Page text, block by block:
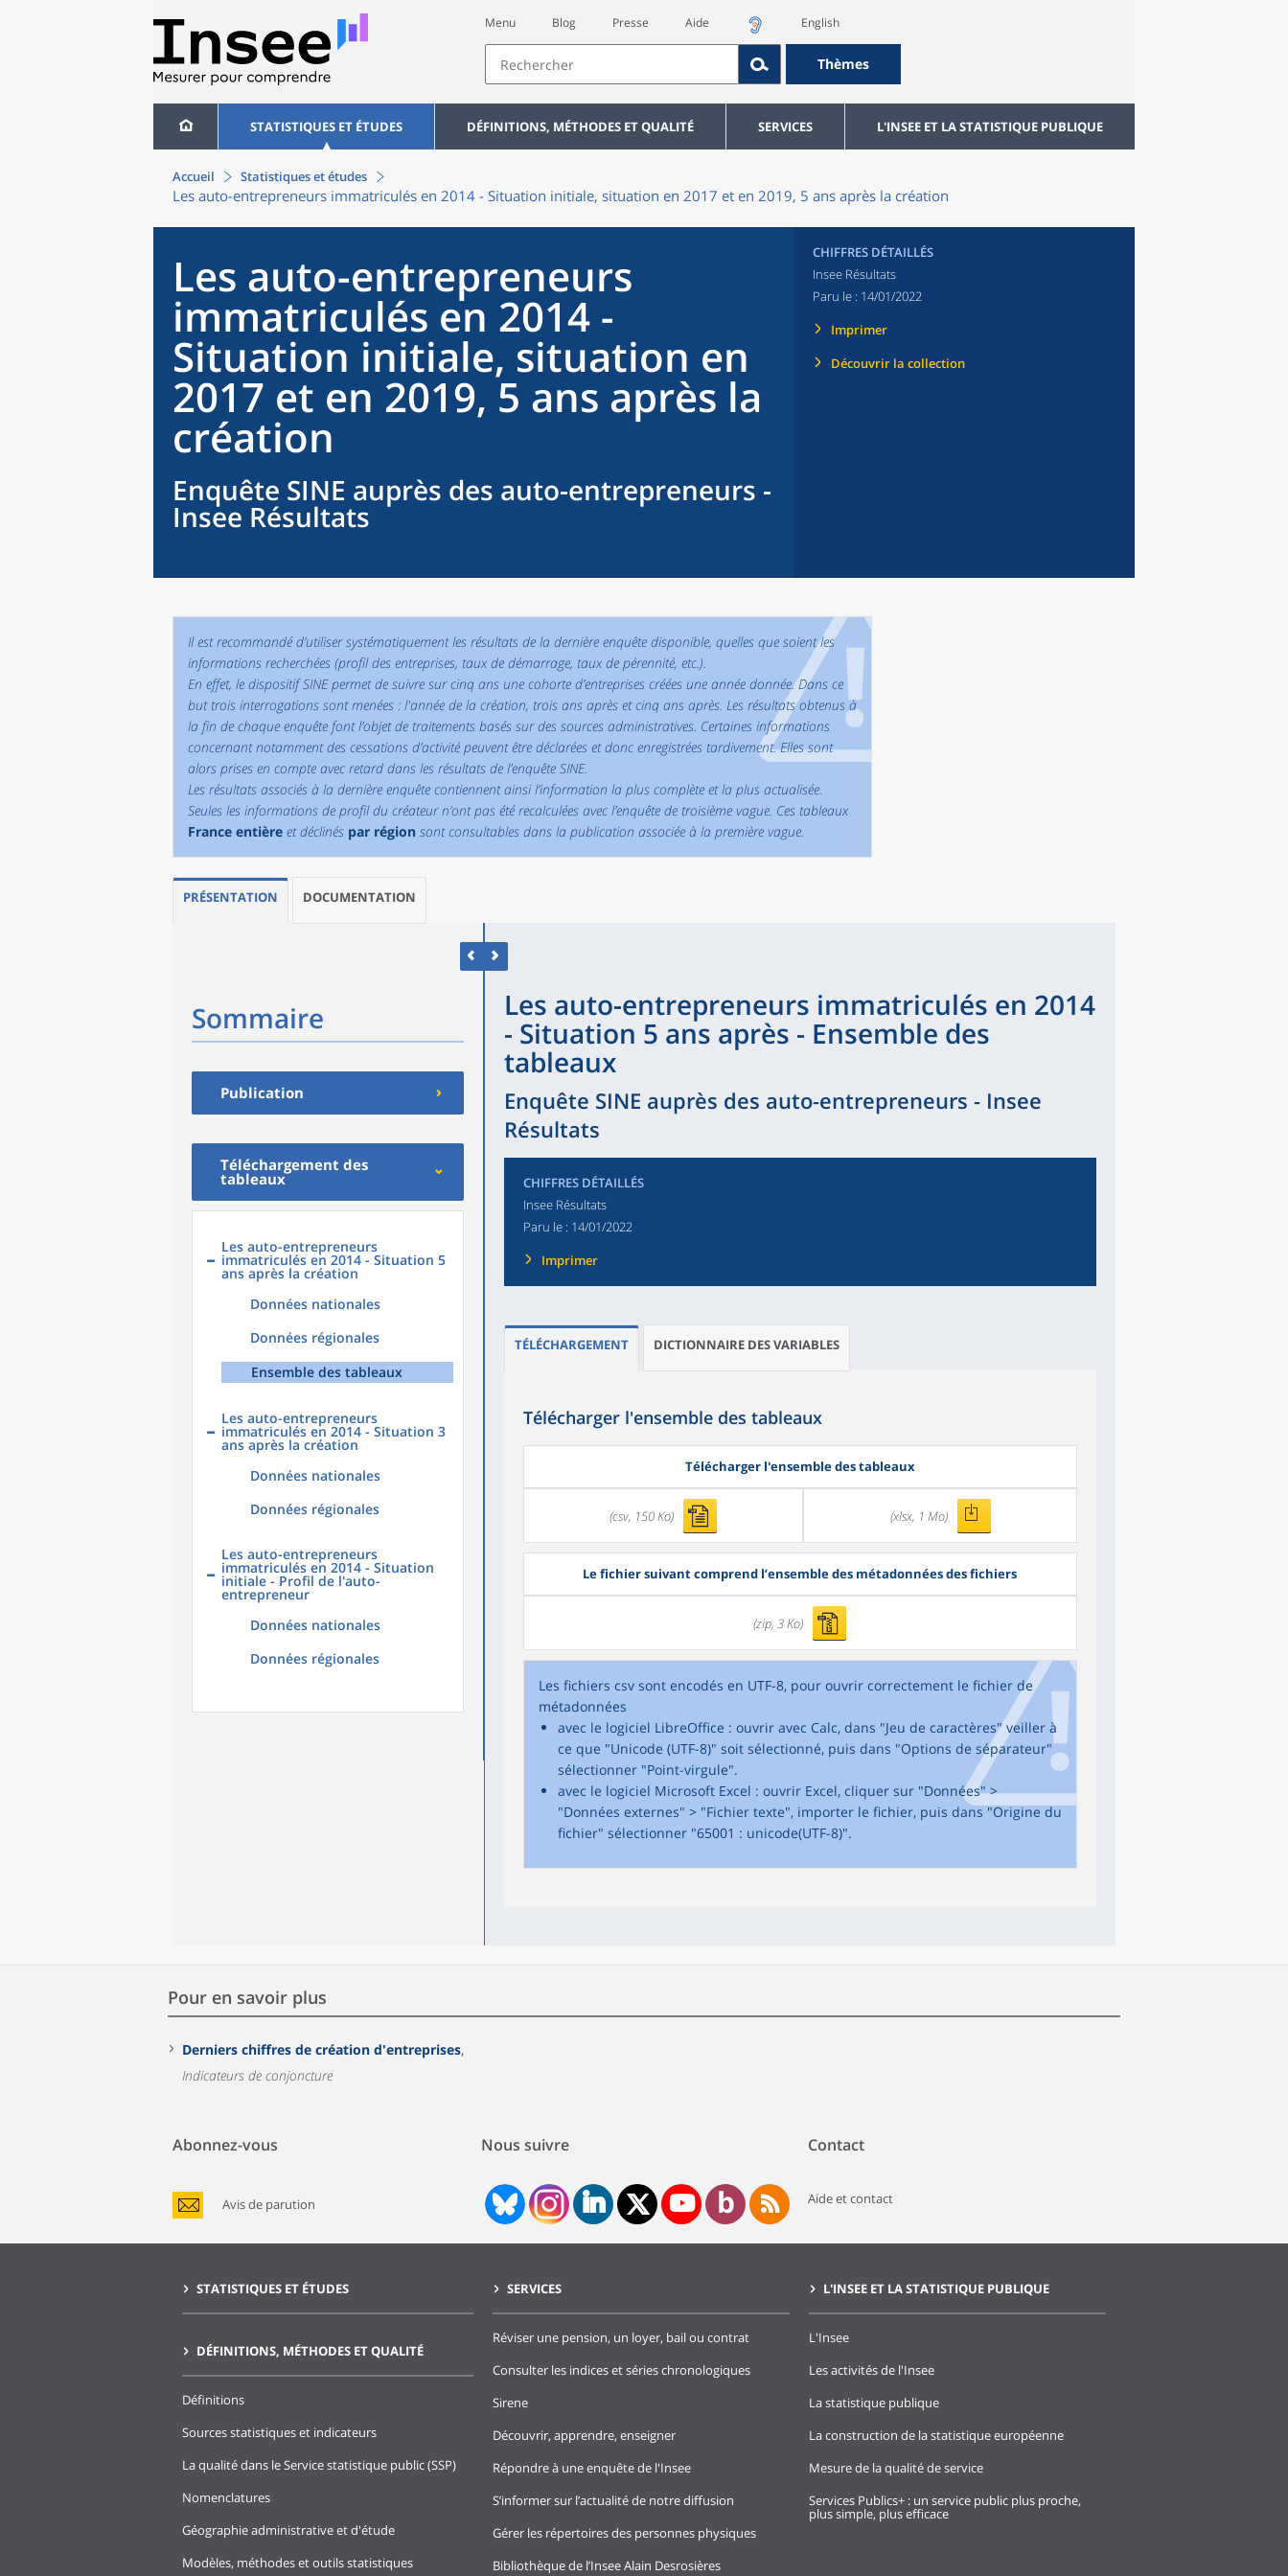
Menu Blog Presse Aide English
Thèmes
STATISTIQUES ET ÉTUDES DÉFINITIONS, MÉTHODES ET QUALITÉ SERVICES L'INSEE ET LA STATISTIQUE PUBLIQUE
Accueil Statistiques et études
Les auto-entrepreneurs immatriculés en 2014 - Situation initiale, situation en 2017 et en 2019, 5 ans après la création
Les auto-entrepreneurs
immatriculés en 2014 -
Situation initiale, situation en
2017 et en 2019, 5 ans après la
création
Enquête SINE auprès des auto-entrepreneurs -
Insee Résultats
CHIFFRES DÉTAILLÉS
Insee Résultats
Paru le : 14/01/2022
Imprimer
Découvrir la collection
Il est recommandé d’utiliser systématiquement les résultats de la dernière enquête disponible, quelles que soient les
informations recherchées (profil des entreprises, taux de démarrage, taux de pérennité, etc.).
En effet, le dispositif SINE permet de suivre sur cinq ans une cohorte d’entreprises créées une année donnée. Dans ce
but trois interrogations sont menées : l'année de la création, trois ans après et cinq ans après. Les résultats obtenus à
la fin de chaque enquête font l’objet de traitements basés sur des sources administratives. Certaines informations
concernant notamment des cessations d’activité peuvent être déclarées et donc enregistrées tardivement. Elles sont
alors prises en compte avec retard dans les résultats de l’enquête SINE.
Les résultats associés à la dernière enquête contiennent ainsi l’information la plus complète et la plus actualisée.
Seules les informations de profil du créateur n’ont pas été recalculées avec l’enquête de troisième vague. Ces tableaux
France entière et déclinés par région sont consultables dans la publication associée à la première vague.
PRÉSENTATION DOCUMENTATION
Sommaire
Publication
Téléchargement des
tableaux
Les auto-entrepreneurs
immatriculés en 2014 - Situation 5
ans après la création
Données nationales
Données régionales
Ensemble des tableaux
Les auto-entrepreneurs
immatriculés en 2014 - Situation 3
ans après la création
Données nationales
Données régionales
Les auto-entrepreneurs
immatriculés en 2014 - Situation
initiale - Profil de l'auto-
entrepreneur
Données nationales
Données régionales
Les auto-entrepreneurs immatriculés en 2014
- Situation 5 ans après - Ensemble des
tableaux
Enquête SINE auprès des auto-entrepreneurs - Insee
Résultats
CHIFFRES DÉTAILLÉS
Insee Résultats
Paru le : 14/01/2022
Imprimer
TÉLÉCHARGEMENT DICTIONNAIRE DES VARIABLES
Télécharger l'ensemble des tableaux
Télécharger l'ensemble des tableaux
(csv, 150 Ko) (xlsx, 1 Mo)
Le fichier suivant comprend l’ensemble des métadonnées des fichiers
(zip, 3 Ko)
Les fichiers csv sont encodés en UTF-8, pour ouvrir correctement le fichier de
métadonnées
avec le logiciel LibreOffice : ouvrir avec Calc, dans "Jeu de caractères" veiller à
ce que "Unicode (UTF-8)" soit sélectionné, puis dans "Options de séparateur"
sélectionner "Point-virgule".
avec le logiciel Microsoft Excel : ouvrir Excel, cliquer sur "Données" >
"Données externes" > "Fichier texte", importer le fichier, puis dans "Origine du
fichier" sélectionner "65001 : unicode(UTF-8)".
Pour en savoir plus
Derniers chiffres de création d'entreprises,
Indicateurs de conjoncture
Abonnez-vous
Avis de parution
Nous suivre Contact
Aide et contact
STATISTIQUES ET ÉTUDES
DÉFINITIONS, MÉTHODES ET QUALITÉ
Définitions
Sources statistiques et indicateurs
La qualité dans le Service statistique public (SSP)
Nomenclatures
Géographie administrative et d'étude
Modèles, méthodes et outils statistiques
SERVICES
Réviser une pension, un loyer, bail ou contrat
Consulter les indices et séries chronologiques
Sirene
Découvrir, apprendre, enseigner
Répondre à une enquête de l'Insee
S’informer sur l’actualité de notre diffusion
Gérer les répertoires des personnes physiques
Bibliothèque de l’Insee Alain Desrosières
L'INSEE ET LA STATISTIQUE PUBLIQUE
L'Insee
Les activités de l'Insee
La statistique publique
La construction de la statistique européenne
Mesure de la qualité de service
Services Publics+ : un service public plus proche,
plus simple, plus efficace